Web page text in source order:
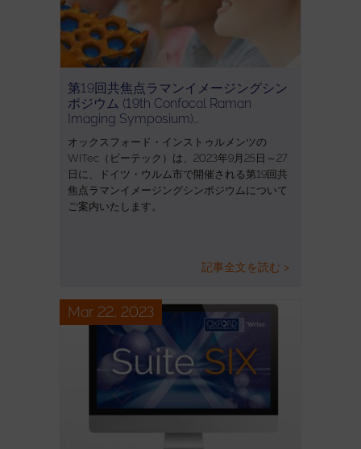
第19回共焦点ラマンイメージングシン
ポジウム (19th Confocal Raman
Imaging Symposium)…
オックスフォード・インストゥルメンツの
WITec（ビーテック）は、2023年9月25日～27
日に、ドイツ・ウルム市で開催される第19回共
焦点ラマンイメージングシンポジウムについて
ご案内いたします。
記事全文を読む >
Mar 22, 2023